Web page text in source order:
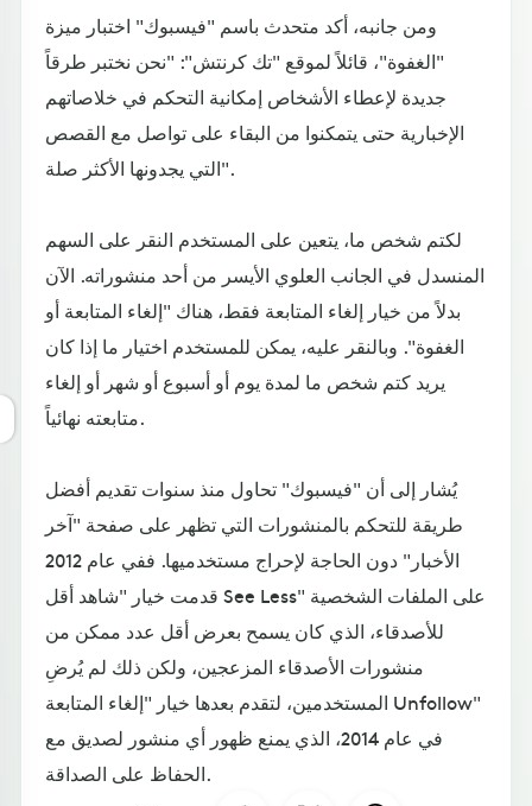
ومن جانبه، أكد متحدث باسم "فيسبوك" اختبار ميزة
"الغفوة"، قائلاً لموقع "تك كرنتش": "نحن نختبر طرقاً
جديدة لإعطاء الأشخاص إمكانية التحكم في خلاصاتهم
الإخبارية حتى يتمكنوا من البقاء على تواصل مع القصص
التي يجدونها الأكثر صلة".
لكتم شخص ما، يتعين على المستخدم النقر على السهم
المنسدل في الجانب العلوي الأيسر من أحد منشوراته. الآن
بدلاً من خيار إلغاء المتابعة فقط، هناك "إلغاء المتابعة أو
الغفوة". وبالنقر عليه، يمكن للمستخدم اختيار ما إذا كان
يريد كتم شخص ما لمدة يوم أو أسبوع أو شهر أو إلغاء
متابعته نهائياً.
يُشار إلى أن "فيسبوك" تحاول منذ سنوات تقديم أفضل
طريقة للتحكم بالمنشورات التي تظهر على صفحة "آخر
الأخبار" دون الحاجة لإحراج مستخدميها. ففي عام 2012
قدمت خيار "شاهد أقل See Less" على الملفات الشخصية
للأصدقاء، الذي كان يسمح بعرض أقل عدد ممكن من
منشورات الأصدقاء المزعجين، ولكن ذلك لم يُرضِ
المستخدمين، لتقدم بعدها خيار "إلغاء المتابعة Unfollow"
في عام 2014، الذي يمنع ظهور أي منشور لصديق مع
الحفاظ على الصداقة.